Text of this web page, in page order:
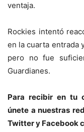
ventaja.
Rockies intentó
en la cuarta entrada
pero no fue
Guardianes.
Para recibir en tu
únete a nuestras
Twitter y Facebook